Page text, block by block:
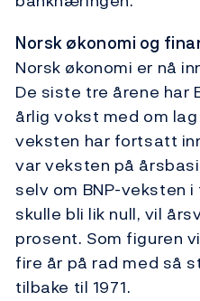
Norsk økonomi og
Norsk økonomi er nå
De siste tre årene har
årlig vokst med om
veksten har fortsatt
var veksten på
selv om BNP-veksten
skulle bli lik null, vil
prosent. Som figuren
fire år på rad med så
tilbake til 1971.